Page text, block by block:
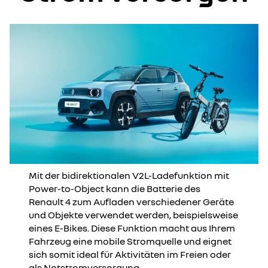
Mit der bidirektionalen V2L-Ladefunktion mit
Power-to-Object kann die Batterie des
Renault 4 zum Aufladen verschiedener Geräte
und Objekte verwendet werden, beispielsweise
eines E-Bikes. Diese Funktion macht aus Ihrem
Fahrzeug eine mobile Stromquelle und eignet
sich somit ideal für Aktivitäten im Freien oder